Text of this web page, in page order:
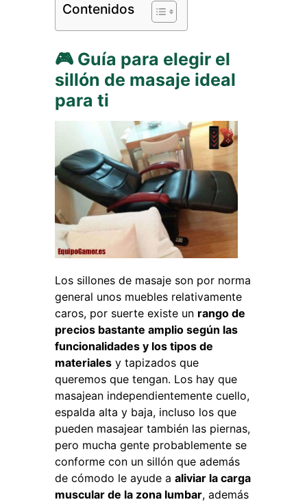
Contenidos
🎮 Guía para elegir el
sillón de masaje ideal
para ti
Los sillones de masaje son por norma
general unos muebles relativamente
caros, por suerte existe un rango de
precios bastante amplio según las
funcionalidades y los tipos de
materiales y tapizados que
queremos que tengan. Los hay que
masajean independientemente cuello,
espalda alta y baja, incluso los que
pueden masajear también las piernas,
pero mucha gente probablemente se
conforme con un sillón que además
de cómodo le ayude a aliviar la carga
muscular de la zona lumbar, además